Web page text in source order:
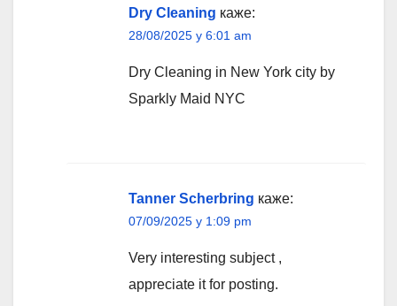
Dry Cleaning каже:
28/08/2025 у 6:01 am
Dry Cleaning in New York city by
Sparkly Maid NYC
Tanner Scherbring каже:
07/09/2025 у 1:09 pm
Very interesting subject ,
appreciate it for posting.